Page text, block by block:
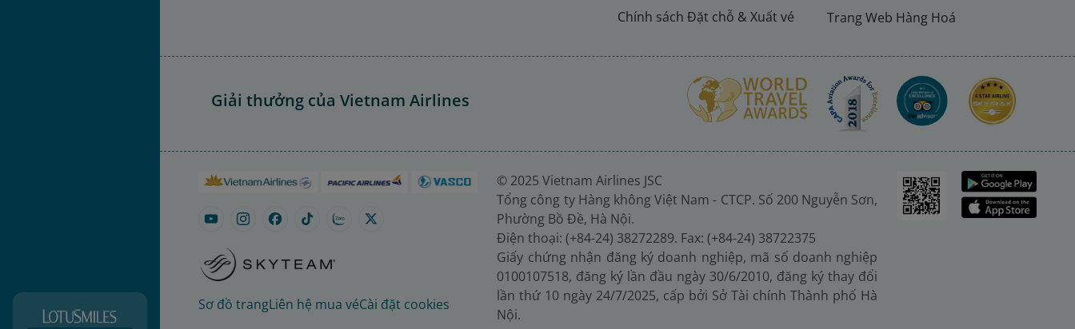
Chính sách Đặt chỗ & Xuất vé Trang Web Hàng Hoá
Giải thưởng của Vietnam Airlines
Sơ đồ trangLiên hệ mua véCài đặt cookies
© 2025 Vietnam Airlines JSC
Tổng công ty Hàng không Việt Nam - CTCP. Số 200 Nguyễn Sơn,
Phường Bồ Đề, Hà Nội.
Điện thoại: (+84-24) 38272289. Fax: (+84-24) 38722375
Giấy chứng nhận đăng ký doanh nghiệp, mã số doanh nghiệp
0100107518, đăng ký lần đầu ngày 30/6/2010, đăng ký thay đổi
lần thứ 10 ngày 24/7/2025, cấp bởi Sở Tài chính Thành phố Hà
Nội.